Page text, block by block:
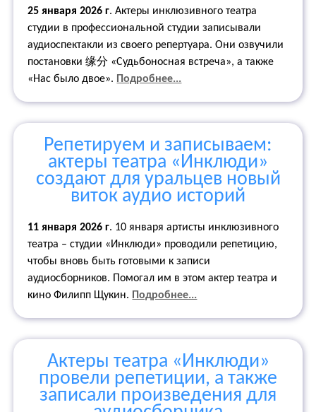
25 января 2026 г. Актеры инклюзивного театра
студии в профессиональной студии записывали
аудиоспектакли из своего репертуара. Они озвучили
постановки 缘分 «Судьбоносная встреча», а также
«Нас было двое». Подробнее...
Репетируем и записываем:
актеры театра «Инклюди»
создают для уральцев новый
виток аудио историй
11 января 2026 г. 10 января артисты инклюзивного
театра – студии «Инклюди» проводили репетицию,
чтобы вновь быть готовыми к записи
аудиосборников. Помогал им в этом актер театра и
кино Филипп Щукин. Подробнее...
Актеры театра «Инклюди»
провели репетиции, а также
записали произведения для